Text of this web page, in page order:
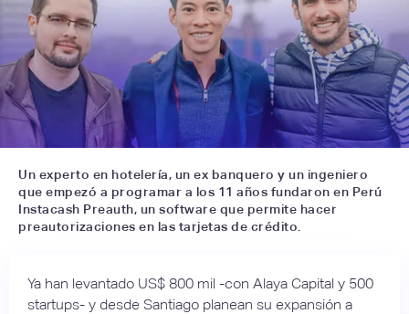
Un experto en hotelería, un ex banquero y un ingeniero
que empezó a programar a los 11 años fundaron en Perú
Instacash Preauth, un software que permite hacer
preautorizaciones en las tarjetas de crédito.
Ya han levantado US$ 800 mil -con Alaya Capital y 500
startups- y desde Santiago planean su expansión a